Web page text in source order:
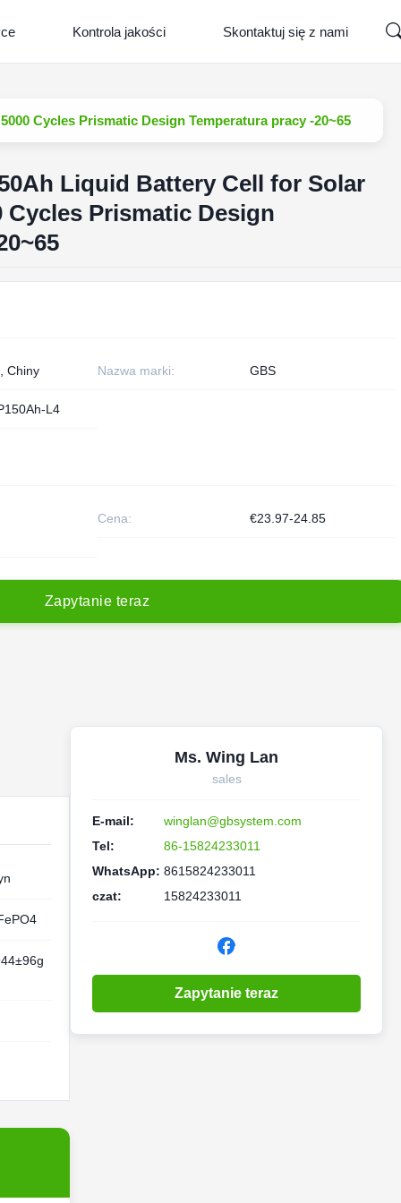
Kontrola jakości Skontaktuj się z nami
Cycles Prismatic Design Temperatura pracy -20~65
Liquid Battery Cell for Solar
Cycles Prismatic Design
Chiny Nazwa marki: GBS
L4
Cena: €23.97-24.85
Zapytanie teraz
Ms. Wing Lan
sales
E-mail:
winglan@gbsystem.com
Tel:
86-15824233011
WhatsApp: 8615824233011
czat:
15824233011
Zapytanie teraz